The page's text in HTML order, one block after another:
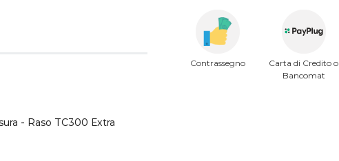
- Raso TC300 Extra
Contrassegno
Carta di Credito o
Bancomat